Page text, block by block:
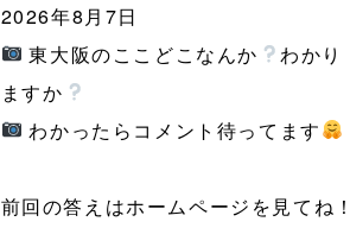
2026年8月7日
東大阪のここどこなんか
わかり
ますか
わかったらコメント待ってます
前回の答えはホームページを見てね！